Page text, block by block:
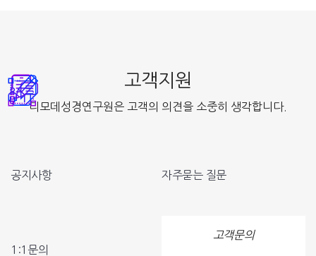
고객지원
디모데성경연구원은 고객의 의견을 소중히 생각합니다.
공지사항 자주묻는 질문
1:1문의
고객문의